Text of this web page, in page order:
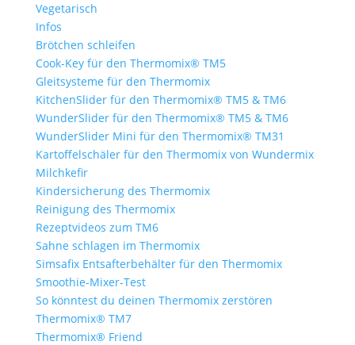
Vegetarisch
Infos
Brötchen schleifen
Cook-Key für den Thermomix® TM5
Gleitsysteme für den Thermomix
KitchenSlider für den Thermomix® TM5 & TM6
WunderSlider für den Thermomix® TM5 & TM6
WunderSlider Mini für den Thermomix® TM31
Kartoffelschäler für den Thermomix von Wundermix
Milchkefir
Kindersicherung des Thermomix
Reinigung des Thermomix
Rezeptvideos zum TM6
Sahne schlagen im Thermomix
Simsafix Entsafterbehälter für den Thermomix
Smoothie-Mixer-Test
So könntest du deinen Thermomix zerstören
Thermomix® TM7
Thermomix® Friend